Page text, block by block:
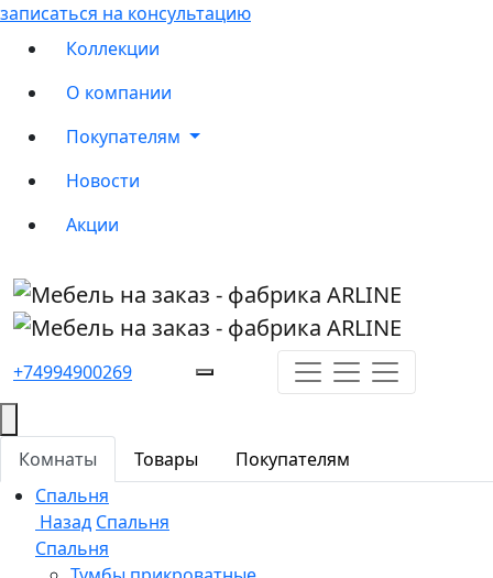
записаться на консультацию
Коллекции
О компании
Покупателям
Новости
Акции
+74994900269